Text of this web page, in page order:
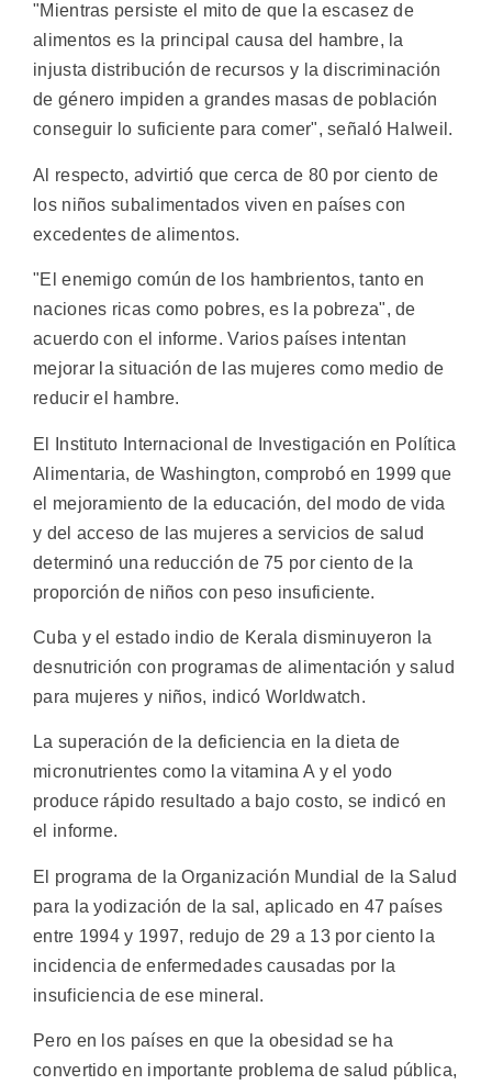
"Mientras persiste el mito de que la escasez de
alimentos es la principal causa del hambre, la
injusta distribución de recursos y la discriminación
de género impiden a grandes masas de población
conseguir lo suficiente para comer", señaló Halweil.
Al respecto, advirtió que cerca de 80 por ciento de
los niños subalimentados viven en países con
excedentes de alimentos.
"El enemigo común de los hambrientos, tanto en
naciones ricas como pobres, es la pobreza", de
acuerdo con el informe. Varios países intentan
mejorar la situación de las mujeres como medio de
reducir el hambre.
El Instituto Internacional de Investigación en Política
Alimentaria, de Washington, comprobó en 1999 que
el mejoramiento de la educación, del modo de vida
y del acceso de las mujeres a servicios de salud
determinó una reducción de 75 por ciento de la
proporción de niños con peso insuficiente.
Cuba y el estado indio de Kerala disminuyeron la
desnutrición con programas de alimentación y salud
para mujeres y niños, indicó Worldwatch.
La superación de la deficiencia en la dieta de
micronutrientes como la vitamina A y el yodo
produce rápido resultado a bajo costo, se indicó en
el informe.
El programa de la Organización Mundial de la Salud
para la yodización de la sal, aplicado en 47 países
entre 1994 y 1997, redujo de 29 a 13 por ciento la
incidencia de enfermedades causadas por la
insuficiencia de ese mineral.
Pero en los países en que la obesidad se ha
convertido en importante problema de salud pública,